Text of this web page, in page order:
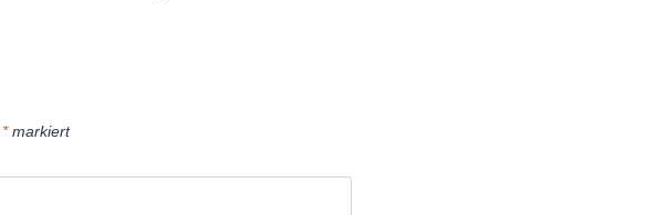
*markiert